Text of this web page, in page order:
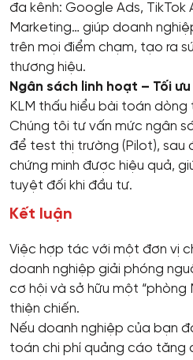
đa kênh: Google Ads, TikTok
Marketing… giúp doanh
trên mọi điểm chạm, tạo ra
thương hiệu.
Ngân sách linh hoạt – Tối
KLM thấu hiểu bài toán
Chúng tôi tư vấn mức ngân
để test thị trường (Pilot), sau
chứng minh được hiệu quả,
tuyệt đối khi đầu tư.
Kết luận
Việc hợp tác với một đơn vị
doanh nghiệp giải phóng
cơ hội và sở hữu một “phòng
thiện chiến.
Nếu doanh nghiệp của bạn
toán chi phí quảng cáo tăng